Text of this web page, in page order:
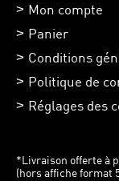
Mon compte
Panier
Conditions
Politique de
Réglages des
*Livraison offerte à
(hors affiche format